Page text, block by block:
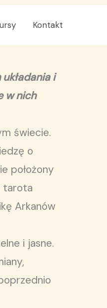
Kontakt
i
w nich
świecie.
o
położony
tarota
Arkanów
i jasne.